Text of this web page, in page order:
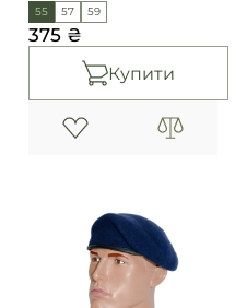
55 57 59
375 ₴
Купити